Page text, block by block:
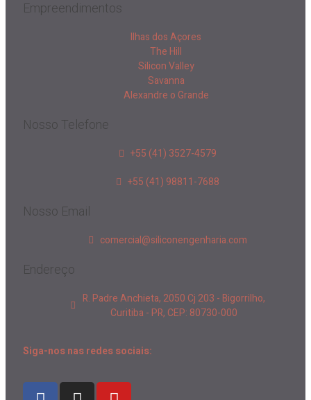
Empreendimentos
Ilhas dos Açores
The Hill
Silicon Valley
Savanna
Alexandre o Grande
Nosso Telefone
+55 (41) 3527-4579
+55 (41) 98811-7688
Nosso Email
comercial@siliconengenharia.com
Endereço
R. Padre Anchieta, 2050 Cj 203 - Bigorrilho,
Curitiba - PR, CEP: 80730-000
Siga-nos nas redes sociais: